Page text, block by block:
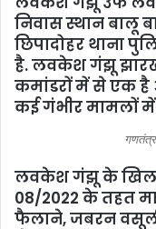
निवास स्थान बालू
छिपादोहर थाना
है. लवकेश गंझू
कमांडरों में से एक है
कई गंभीर मामलों
लवकेश गंझू के
08/2022 के तहत
फैलाने, जबरन